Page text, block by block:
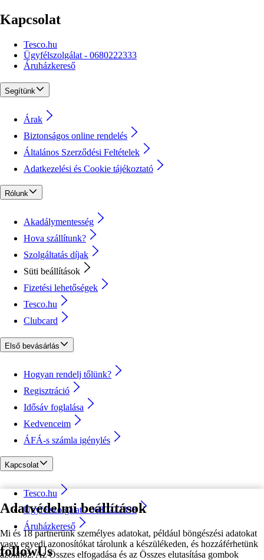
Adatvédelmi beállítások
Mi és 18 partnerünk személyes adatokat, például böngészési adatokat
vagy egyedi azonosítókat tárolunk a készülékeden, és hozzáférhetünk
azokhoz. Az Összes elfogadása és az Összes elutasítása gombok
Kapcsolat
Tesco.hu
Ügyfélszolgálat - 0680222333
Áruházkereső
Segítünk
Árak
Biztonságos online rendelés
Általános Szerződési Feltételek
Adatkezelési és Cookie tájékoztató
Rólunk
Akadálymentesség
Hova szállítunk?
Szolgáltatás díjak
Süti beállítások
Fizetési lehetőségek
Tesco.hu
Clubcard
Első bevásárlás
Hogyan rendelj tőlünk?
Regisztráció
Idősáv foglalása
Kedvenceim
ÁFÁ-s számla igénylés
Kapcsolat
Tesco.hu
Ügyfélszolgálat - 0680222333
Áruházkereső
followUs